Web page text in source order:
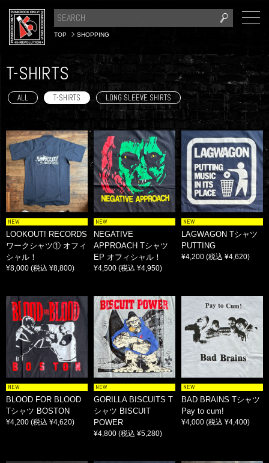
TOP SHOPPING
T-SHIRTS
ALL T-SHIRTS LONG SLEEVE SHIRTS
NEW
LOOKOUT! RECORDS
ワークシャツ① オフィ
シャル！
¥8,000 (税込 ¥8,800)
NEW
NEGATIVE
APPROACH Tシャツ
EP オフィシャル！
¥4,500 (税込 ¥4,950)
NEW
LAGWAGON Tシャツ
PUTTING
¥4,200 (税込 ¥4,620)
NEW
BLOOD FOR BLOOD
Tシャツ BOSTON
¥4,200 (税込 ¥4,620)
NEW
GORILLA BISCUITS T
シャツ BISCUIT
POWER
¥4,800 (税込 ¥5,280)
NEW
BAD BRAINS Tシャツ
Pay to cum!
¥4,000 (税込 ¥4,400)